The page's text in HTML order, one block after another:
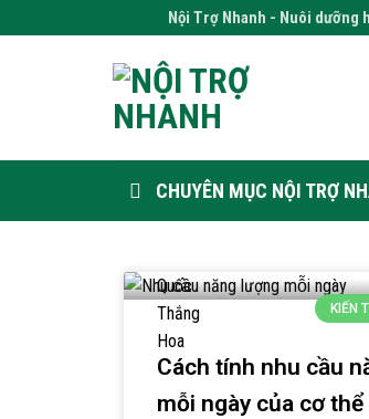
Nội Trợ Nhanh - Nuôi dưỡng
CHUYÊN MỤC NỘI TRỢ
KIẾN
Cách tính nhu cầu
mỗi ngày của cơ thể